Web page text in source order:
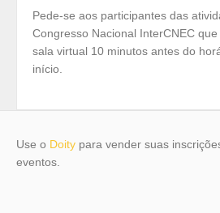
Pede-se aos participantes das
Congresso Nacional InterCNEC
sala virtual 10 minutos antes do
início.
Use o Doity para vender suas
eventos.